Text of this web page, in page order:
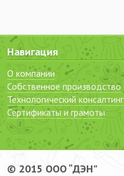
Навигация
О компании
Собственное производство
Технологический консалтинг
Сертификаты и грамоты
© 2015 ООО “ДЭН”